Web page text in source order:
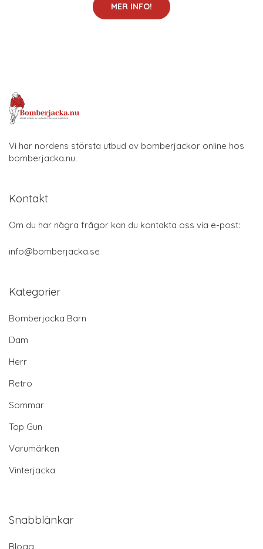
MER INFO!
Vi har nordens största utbud av bomberjackor online hos
bomberjacka.nu.
Kontakt
Om du har några frågor kan du kontakta oss via e-post:
info@bomberjacka.se
Kategorier
Bomberjacka Barn
Dam
Herr
Retro
Sommar
Top Gun
Varumärken
Vinterjacka
Snabblänkar
Blogg